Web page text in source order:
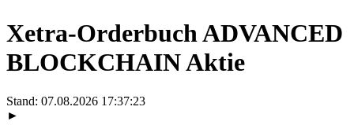
Xetra-Orderbuch ADVANCED
BLOCKCHAIN Aktie
Stand: 07.08.2026 17:37:23
►